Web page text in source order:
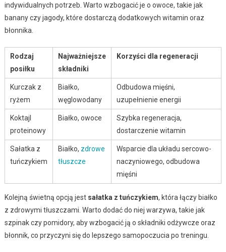
indywidualnych potrzeb. Warto wzbogacić je o owoce, takie jak
banany czy jagody, które dostarczą dodatkowych witamin oraz
błonnika.
Rodzaj
posiłku
Najważniejsze
składniki
Korzyści dla regeneracji
Kurczak z
ryżem
Białko,
węglowodany
Odbudowa mięśni,
uzupełnienie energii
Koktajl
proteinowy
Białko, owoce
Szybka regeneracja,
dostarczenie witamin
Sałatka z
tuńczykiem
Białko, zdrowe
tłuszcze
Wsparcie dla układu sercowo-
naczyniowego, odbudowa
mięśni
Kolejną świetną opcją jest sałatka z tuńczykiem, która łączy białko
z zdrowymi tłuszczami. Warto dodać do niej warzywa, takie jak
szpinak czy pomidory, aby wzbogacić ją o składniki odżywcze oraz
błonnik, co przyczyni się do lepszego samopoczucia po treningu.